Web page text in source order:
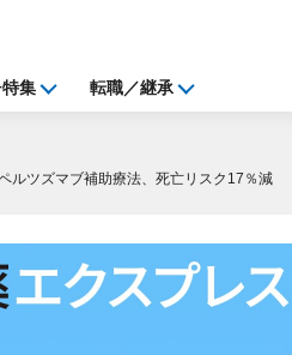
特集 転職／継承
ルツズマブ補助療法、死亡リスク17％減